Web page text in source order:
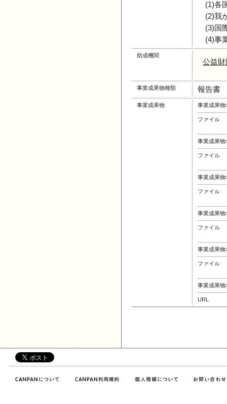
(1)各
(2)我
(3)国
(4)事
助成機関
公益
事業成果物種類 報告書
事業成果物 事業成果物
ファイル
事業成果物
ファイル
事業成果物
ファイル
事業成果物
ファイル
事業成果物
ファイル
事業成果物
URL